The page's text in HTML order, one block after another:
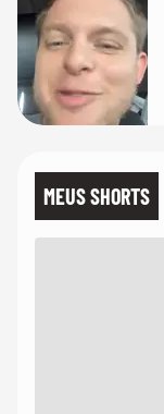
MEUS SHORTS